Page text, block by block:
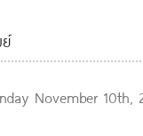
November 10th,